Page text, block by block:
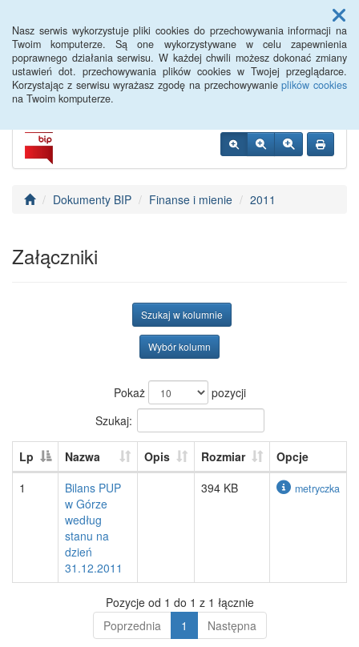
Nasz serwis wykorzystuje pliki cookies do przechowywania informacji na
Twoim komputerze. Są one wykorzystywane w celu zapewnienia
poprawnego działania serwisu. W każdej chwili możesz dokonać zmiany
ustawień dot. przechowywania plików cookies w Twojej przeglądarce.
Korzystając z serwisu wyrażasz zgodę na przechowywanieplików cookies
na Twoim komputerze.
Menu
PUP Góra
Dokumenty BIP Finanse i mienie 2011
Załączniki
Szukaj w kolumnie
Wybór kolumn
Pokaż
pozycji
Szukaj:
Lp Nazwa Opis Rozmiar
Opcje
1
Bilans PUP
w Górze
według
stanu na
dzień
31.12.2011
394 KB metryczka
Pozycje od 1 do 1 z 1 łącznie
Poprzednia
1 Następna